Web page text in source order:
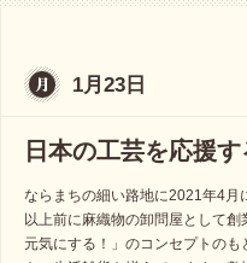
1月23日
日本の工芸を応援
ならまちの細い路地に2021年4月
以上前に麻織物の卸問屋として
元気にする！」のコンセプトの